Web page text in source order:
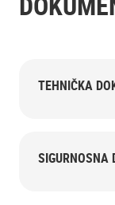
TEHNIČKA
SIGURNOSNA